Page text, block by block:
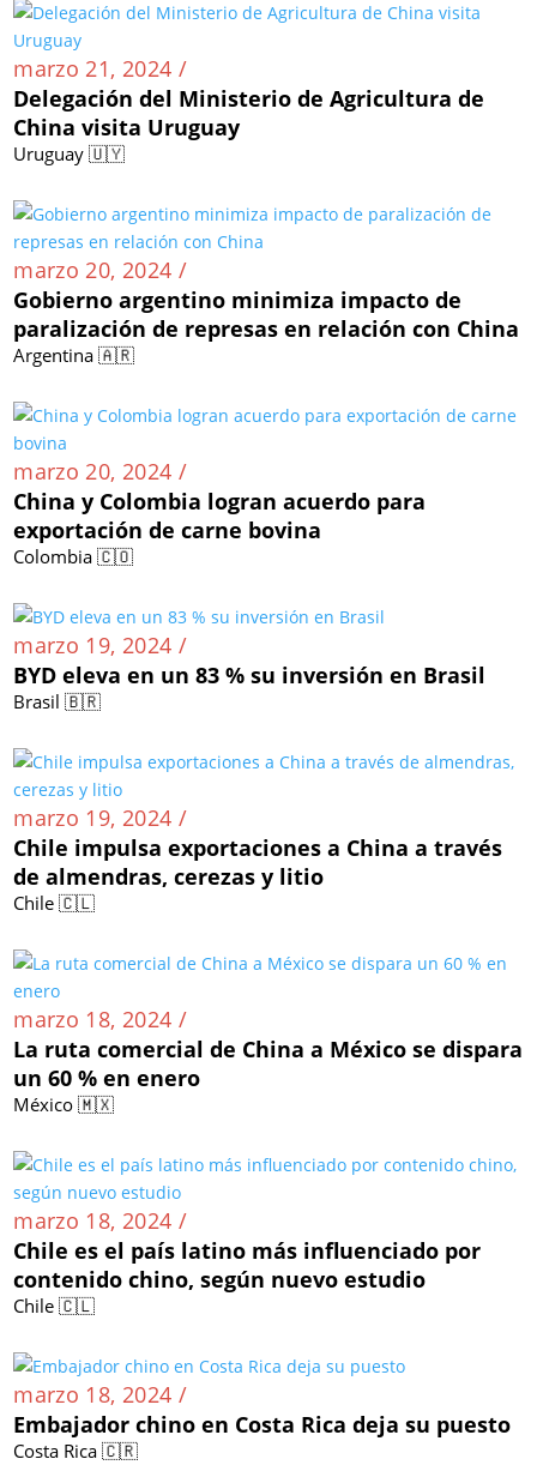
marzo 21, 2024 /
Delegación del Ministerio de Agricultura de
China visita Uruguay
Uruguay 🇺🇾
marzo 20, 2024 /
Gobierno argentino minimiza impacto de
paralización de represas en relación con China
Argentina 🇦🇷
marzo 20, 2024 /
China y Colombia logran acuerdo para
exportación de carne bovina
Colombia 🇨🇴
marzo 19, 2024 /
BYD eleva en un 83 % su inversión en Brasil
Brasil 🇧🇷
marzo 19, 2024 /
Chile impulsa exportaciones a China a través
de almendras, cerezas y litio
Chile 🇨🇱
marzo 18, 2024 /
La ruta comercial de China a México se dispara
un 60 % en enero
México 🇲🇽
marzo 18, 2024 /
Chile es el país latino más influenciado por
contenido chino, según nuevo estudio
Chile 🇨🇱
marzo 18, 2024 /
Embajador chino en Costa Rica deja su puesto
Costa Rica 🇨🇷